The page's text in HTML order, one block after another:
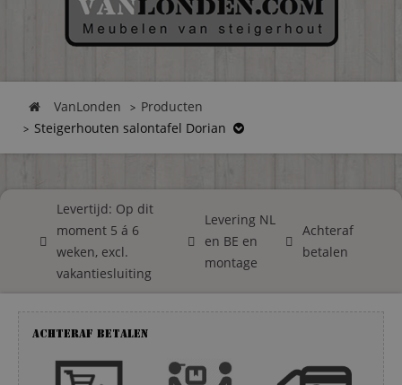
VanLonden
Producten
Steigerhouten salontafel Dorian
Levertijd: Op dit
moment 5 á 6
weken, excl.
vakantiesluiting
Levering NL
en BE en
montage
Achteraf
betalen
Achteraf betalen